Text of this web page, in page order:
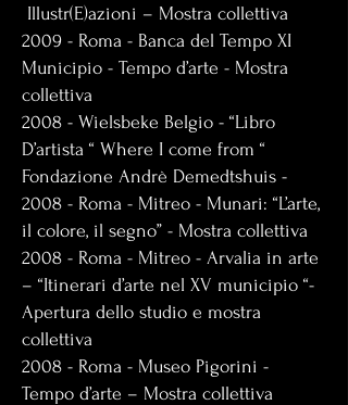
Illustr(E)azioni – Mostra collettiva
2009 - Roma - Banca del Tempo XI
Municipio - Tempo d’arte - Mostra
collettiva
2008 - Wielsbeke Belgio - “Libro
D’artista “ Where I come from “
Fondazione Andrè Demedtshuis -
2008 - Roma - Mitreo - Munari: “L’arte,
il colore, il segno” - Mostra collettiva
2008 - Roma - Mitreo - Arvalia in arte
– “Itinerari d’arte nel XV municipio “-
Apertura dello studio e mostra
collettiva
2008 - Roma - Museo Pigorini -
Tempo d’arte – Mostra collettiva